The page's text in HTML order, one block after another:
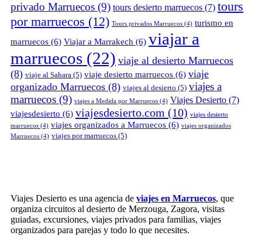
privado Marruecos (9) tours desierto marruecos (7) tours
por marruecos (12) Tours privados Marruecos (4) turismo en
marruecos (6) Viajar a Marrakech (6) viajar a
marruecos (22) viaje al desierto Marruecos
(8) viaje al Sahara (5) viaje desierto marruecos (6) viaje
organizado Marruecos (8) viajes al desierto (5) viajes a
marruecos (9) viajes a Medida por Marruecos (4) Viajes Desierto (7)
viajesdesierto (6) viajesdesierto.com (10) viajes desierto
marruecos (4) viajes organizados a Marruecos (6) viajes organizados
Marruecos (4) viajes por marruecos (5)
Viajes Desierto es una agencia de viajes en Marruecos, que
organiza circuitos al desierto de Merzouga, Zagora, visitas
guiadas, excursiones, viajes privados para familias, viajes
organizados para parejas y todo lo que necesites.